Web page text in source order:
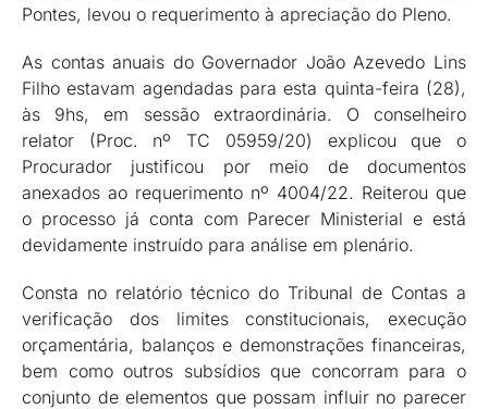
Pontes, levou o requerimento à apreciação do Pleno.
As contas anuais do Governador João Azevedo Lins
Filho estavam agendadas para esta quinta-feira (28),
às 9hs, em sessão extraordinária. O conselheiro
relator (Proc. nº TC 05959/20) explicou que o
Procurador justificou por meio de documentos
anexados ao requerimento nº 4004/22. Reiterou que
o processo já conta com Parecer Ministerial e está
devidamente instruído para análise em plenário.
Consta no relatório técnico do Tribunal de Contas a
verificação dos limites constitucionais, execução
orçamentária, balanços e demonstrações financeiras,
bem como outros subsídios que concorram para o
conjunto de elementos que possam influir no parecer